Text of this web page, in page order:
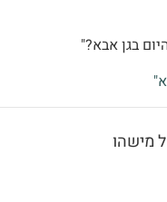
בגן אבא?"